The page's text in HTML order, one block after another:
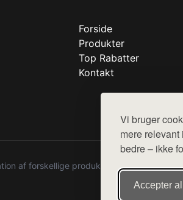
Vi bruger
mere
bedre – ikke
Accepter
Forside
Produkter
Top Rabatter
Kontakt
af forskellige produkter fra diverse